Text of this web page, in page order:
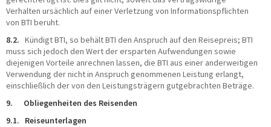
Verhalten ursächlich auf einer Verletzung von Informationspflichten
von BTI beruht.
8.2. Kündigt BTI, so behält BTI den Anspruch auf den Reisepreis; BTI
muss sich jedoch den Wert der ersparten Aufwendungen sowie
diejenigen Vorteile anrechnen lassen, die BTI aus einer anderweitigen
Verwendung der nicht in Anspruch genommenen Leistung erlangt,
einschließlich der von den Leistungsträgern gutgebrachten Beträge.
9. Obliegenheiten des Reisenden
9.1. Reiseunterlagen